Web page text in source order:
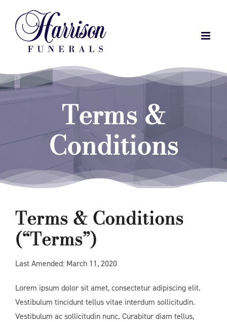
content
Terms &
Conditions
Terms & Conditions
(“Terms”)
Last Amended: March 11, 2020
Lorem ipsum dolor sit amet, consectetur adipiscing elit.
Vestibulum tincidunt tellus vitae interdum sollicitudin.
Vestibulum ac sollicitudin nunc. Curabitur diam tellus,